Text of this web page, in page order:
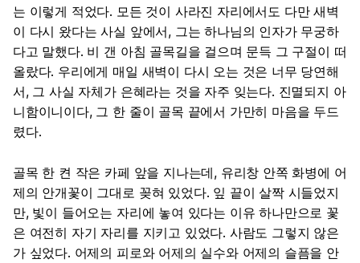
는 이렇게 적었다. 모든 것이 사라진 자리에서도 다만 새벽
이 다시 왔다는 사실 앞에서, 그는 하나님의 인자가 무궁하
다고 말했다. 비 갠 아침 골목길을 걸으며 문득 그 구절이 떠
올랐다. 우리에게 매일 새벽이 다시 오는 것은 너무 당연해
서, 그 사실 자체가 은혜라는 것을 자주 잊는다. 진멸되지 아
니함이니이다, 그 한 줄이 골목 끝에서 가만히 마음을 두드
렸다.
골목 한 켠 작은 카페 앞을 지나는데, 유리창 안쪽 화병에 어
제의 안개꽃이 그대로 꽂혀 있었다. 잎 끝이 살짝 시들었지
만, 빛이 들어오는 자리에 놓여 있다는 이유 하나만으로 꽃
은 여전히 자기 자리를 지키고 있었다. 사람도 그렇지 않은
가 싶었다. 어제의 피로와 어제의 실수와 어제의 슬픔을 안